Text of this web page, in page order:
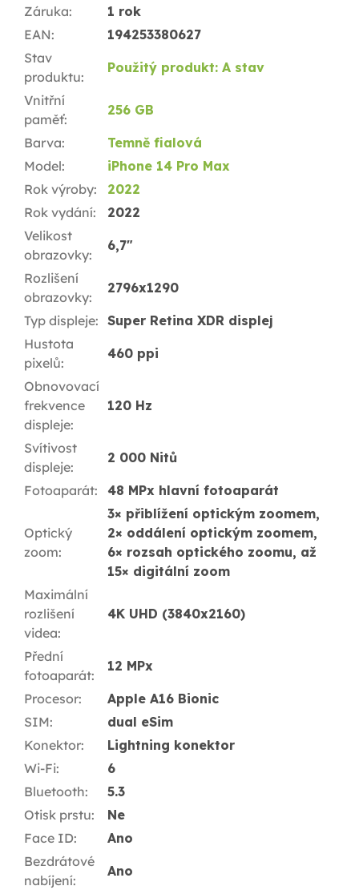
Záruka:
1 rok
EAN:
194253380627
Stav
produktu:
Použitý produkt: A stav
Vnitřní
paměť:
256 GB
Barva:
Temně fialová
Model:
iPhone 14 Pro Max
Rok výroby:
2022
Rok vydání:
2022
Velikost
obrazovky:
6,7"
Rozlišení
obrazovky:
2796x1290
Typ displeje: Super Retina XDR displej
Hustota
pixelů:
460 ppi
Obnovovací
frekvence
displeje:
120 Hz
Svítivost
displeje:
2 000 Nitů
Fotoaparát: 48 MPx hlavní fotoaparát
Optický
zoom:
3× přiblížení optickým zoomem,
2× oddálení optickým zoomem,
6× rozsah optického zoomu, až
15× digitální zoom
Maximální
rozlišení
videa:
4K UHD (3840x2160)
Přední
fotoaparát:
12 MPx
Procesor:
Apple A16 Bionic
SIM:
dual eSim
Konektor:
Lightning konektor
Wi-Fi:
6
Bluetooth:
5.3
Otisk prstu:
Ne
Face ID:
Ano
Bezdrátové
nabíjení:
Ano